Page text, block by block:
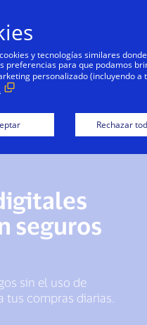
seguros
sin el uso de
compras diarias.
y tecnologías similares
preferencias para que podamos
personalizado (incluyendo
Rechazar